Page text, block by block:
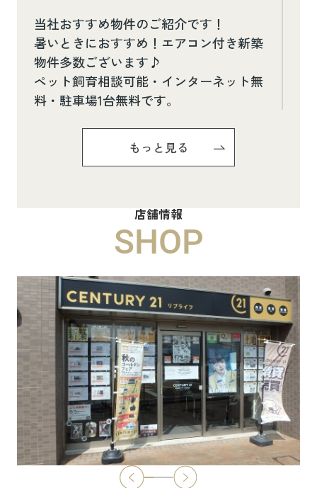
当社おすすめ物件のご紹介です！
暑いときにおすすめ！エアコン付き新築
物件多数ございます♪
ペット飼育相談可能・インターネット無
料・駐車場1台無料です。
Pure Ryuju Ⅱ101
ハイムメゾン白鳥台201
6.5万円
物件詳細へ
ハイムレトア飾東A103
7.4万円
物件詳細へ
2026.06.29
本日より新ホームページへ完全移行にな
もっと見る
店舗情報
SHOP